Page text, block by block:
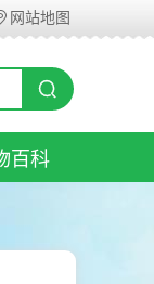
网站地图
百科